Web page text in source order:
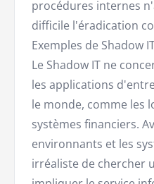
procédures internes
difficile l'éradication
Exemples de Shadow
Le Shadow IT ne
les applications
le monde, comme les
systèmes financiers.
environnants et les
irréaliste de chercher